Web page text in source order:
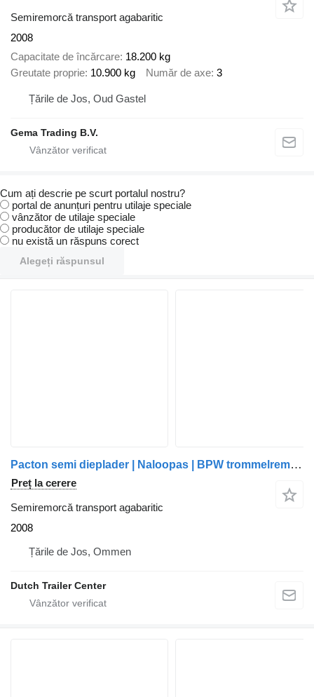
Semiremorcă transport agabaritic
2008
Capacitate de încărcare 18.200 kg
Greutate proprie 10.900 kg Număr de axe 3
Țările de Jos, Oud Gastel
Gema Trading B.V.
Cum ați descrie pe scurt portalul nostru?
portal de anunțuri pentru utilaje speciale
vânzător de utilaje speciale
producător de utilaje speciale
nu există un răspuns corect
Alegeți răspunsul
Pacton semi dieplader | Naloopas | BPW trommelremmen | meerdere stuks o
Preț la cerere
Semiremorcă transport agabaritic
2008
Țările de Jos, Ommen
Dutch Trailer Center